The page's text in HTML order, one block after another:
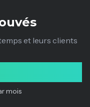
et leurs clients
mois